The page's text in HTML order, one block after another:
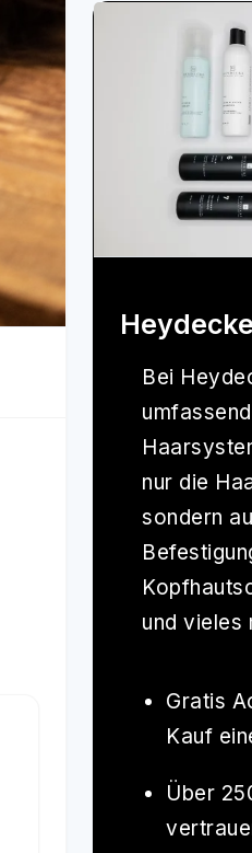
Bei
nur die
sondern
und vieles
Gratis
Kauf
Über